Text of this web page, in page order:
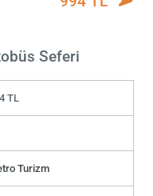
Seferi
TL
Turizm